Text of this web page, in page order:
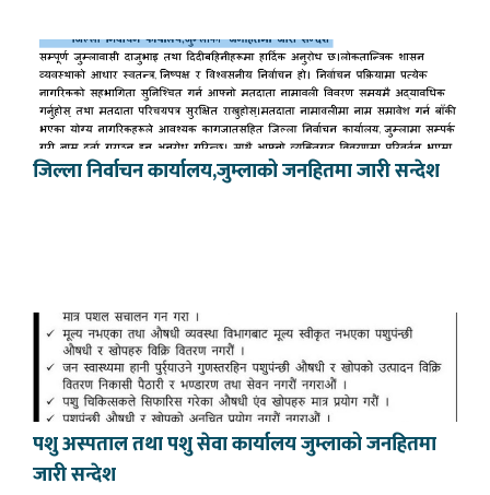
जिल्ला निर्वाचन कार्यालय,जुम्लाको जनहितमा जारी सन्देश
पशु अस्पताल तथा पशु सेवा कार्यालय जुम्लाको जनहितमा
जारी सन्देश